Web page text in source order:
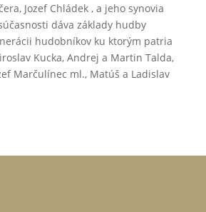
Jozef Chládek , a jeho synovia
dáva základy hudby
hudobníkov ku ktorým patria
Kucka, Andrej a Martin Talda,
Marčulínec ml., Matúš a Ladislav